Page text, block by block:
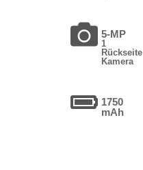
5-MP
1
Rückseite
Kamera
1750
mAh